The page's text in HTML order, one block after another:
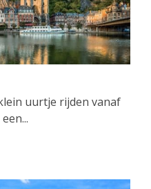
uurtje rijden vanaf